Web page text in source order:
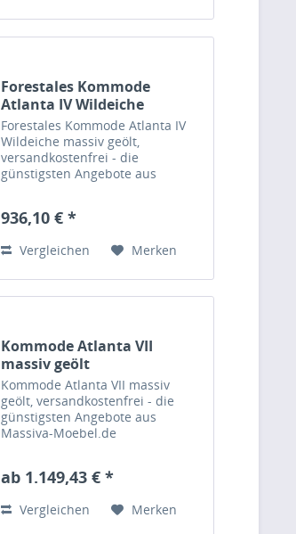
Forestales Kommode
Atlanta IV Wildeiche
massiv...
Forestales Kommode Atlanta IV
Wildeiche massiv geölt,
versandkostenfrei - die
günstigsten Angebote aus
936,10 € *
Vergleichen Merken
Kommode Atlanta VII
massiv geölt
Kommode Atlanta VII massiv
geölt, versandkostenfrei - die
günstigsten Angebote aus
Massiva-Moebel.de
ab 1.149,43 € *
Vergleichen Merken